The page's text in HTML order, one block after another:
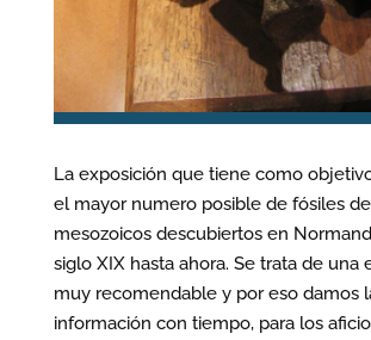
La exposición que tiene como
el mayor numero posible de fósiles
mesozoicos descubiertos en
siglo XIX hasta ahora. Se trata de una
muy recomendable y por eso damos
información con tiempo, para los